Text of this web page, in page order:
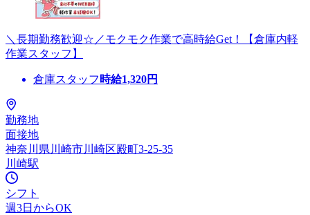
＼長期勤務歓迎☆／モクモク作業で高時給Get！【倉庫内軽
作業スタッフ】
倉庫スタッフ 時給1,320円
勤務地
面接地
神奈川県川崎市川崎区殿町3-25-35
川崎駅
シフト
週3日からOK